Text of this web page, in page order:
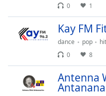
Text
Background
Color
0
1
Kay FM
dance pop
0
8
Antenna